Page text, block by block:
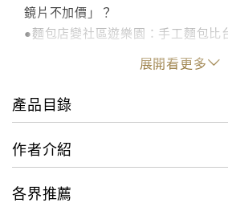
鏡片不加價」？
●麵包店變社區遊樂園：手工麵包比
●房仲店成活動中心：房仲業者「不
工，不景氣中照樣業績成長。
●小農救世主：日本零細農家的救世
●粉領族變漁船團隊CEO：日本OL
命？
展開看更多
產品目錄
作者介紹
各界推薦